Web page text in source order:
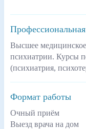
Высшее
психиатрии. Курсы
(психиатрия,
Формат работы
Очный приём
Выезд врача на дом